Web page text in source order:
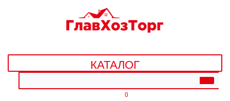
ДАЧА, САД И ОГОРОД
ДЕТСКИЕ ТОВАРЫ
КАТАЛОГ
0